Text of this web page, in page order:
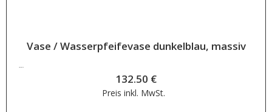
Vase / Wasserpfeifevase dunkelblau, massiv
132.50 €
132.50 €
Preis inkl. MwSt.